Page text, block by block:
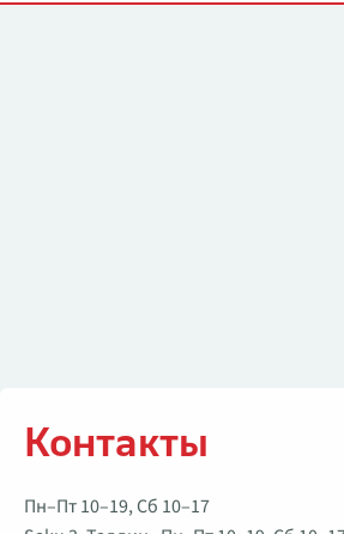
Контакты
Пн–Пт 10–19, Сб 10–17